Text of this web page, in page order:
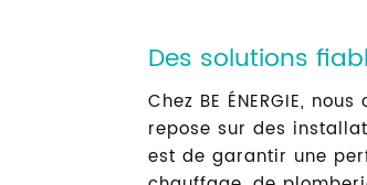
Des solutions
Chez BE ÉNERGIE,
repose sur des
est de garantir une